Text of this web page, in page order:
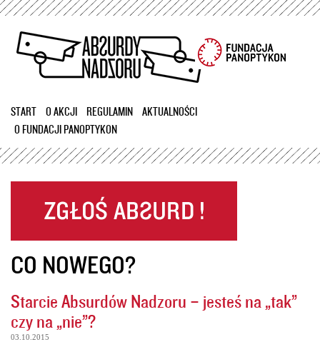
Przejdź
treści
START O AKCJI REGULAMIN
AKTUALNOŚCI
O FUNDACJI PANOPTYKON
CO NOWEGO?
Starcie Absurdów Nadzoru – jesteś na „tak”
czy na „nie”?
03.10.2015